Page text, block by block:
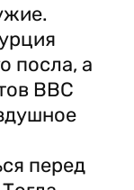
посла, а
ВВС
перед